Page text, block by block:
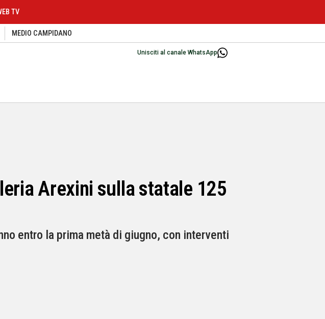
Unisciti al canale WhatsApp
MEDIO CAMPIDANO
TV
Arexini sulla statale 125
entro la prima metà di giugno, con interventi